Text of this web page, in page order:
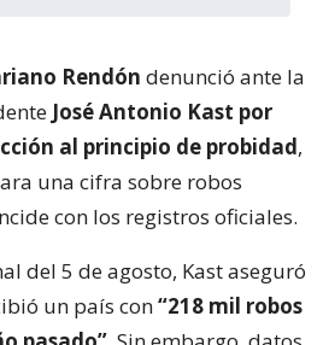
Rendón denunció ante la
José Antonio Kast por
al principio de probidad,
una cifra sobre robos
con los registros oficiales.
del 5 de agosto, Kast aseguró
un país con“218 mil robos